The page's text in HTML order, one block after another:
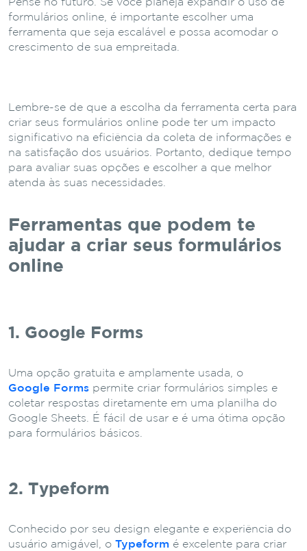
Pense no futuro. Se você planeja expandir o uso de
formulários online, é importante escolher uma
ferramenta que seja escalável e possa acomodar o
crescimento de sua empreitada.
Lembre-se de que a escolha da ferramenta certa para
criar seus formulários online pode ter um impacto
significativo na eficiência da coleta de informações e
na satisfação dos usuários. Portanto, dedique tempo
para avaliar suas opções e escolher a que melhor
atenda às suas necessidades.
Ferramentas que podem te
ajudar a criar seus formulários
online
1. Google Forms
Uma opção gratuita e amplamente usada, o
Google Forms permite criar formulários simples e
coletar respostas diretamente em uma planilha do
Google Sheets. É fácil de usar e é uma ótima opção
para formulários básicos.
2. Typeform
Conhecido por seu design elegante e experiência do
usuário amigável, o Typeform é excelente para criar